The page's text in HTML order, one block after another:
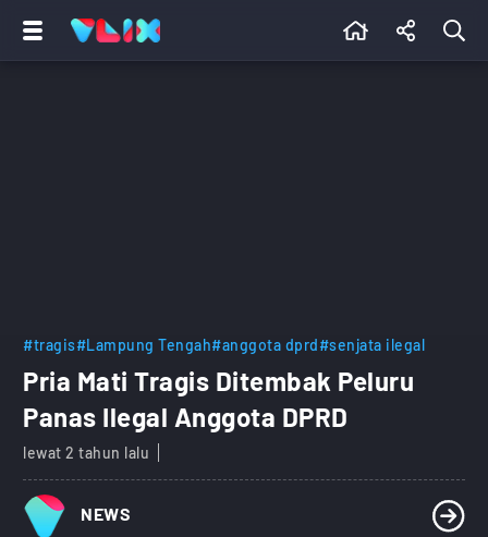
#tragis#Lampung Tengah#anggota dprd#senjata ilegal
Pria Mati Tragis Ditembak Peluru
Panas Ilegal Anggota DPRD
lewat 2 tahun lalu
NEWS